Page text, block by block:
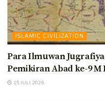
ISLAMIC CIVILIZATION
Para Ilmuwan
Pemikiran Abad ke-9 M
15 JULI 2026